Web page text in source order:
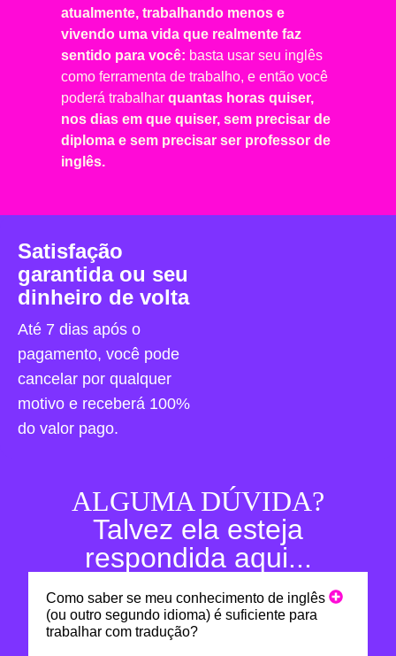
atualmente, trabalhando menos e
vivendo uma vida que realmente faz
sentido para você: basta usar seu inglês
como ferramenta de trabalho, e então você
poderá trabalhar quantas horas quiser,
nos dias em que quiser, sem precisar de
diploma e sem precisar ser professor de
inglês.
Satisfação
garantida ou seu
dinheiro de volta
Até 7 dias após o
pagamento, você pode
cancelar por qualquer
motivo e receberá 100%
do valor pago.
ALGUMA DÚVIDA?
Talvez ela esteja
respondida aqui...
Como saber se meu conhecimento de inglês
(ou outro segundo idioma) é suficiente para
trabalhar com tradução?